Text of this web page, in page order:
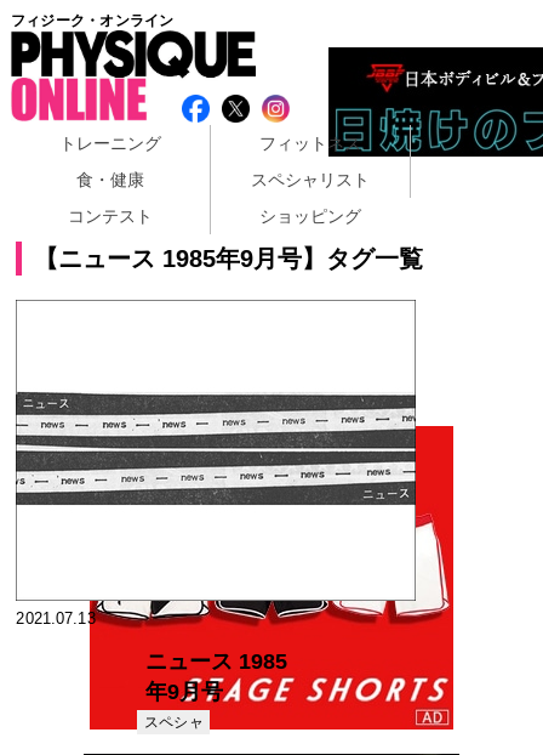
フィジーク・オンライン
トレーニング
フィットネス
食・健康
スペシャリスト
コンテスト
ショッピング
【ニュース 1985年9月号】タグ一覧
2021.07.13
ニュース 1985
年9月号
スペシャ